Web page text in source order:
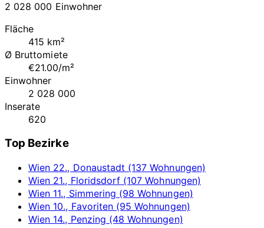
2 028 000 Einwohner
Fläche
415 km²
Ø Bruttomiete
€21.00/m²
Einwohner
2 028 000
Inserate
620
Top Bezirke
Wien 22., Donaustadt (137 Wohnungen)
Wien 21., Floridsdorf (107 Wohnungen)
Wien 11., Simmering (98 Wohnungen)
Wien 10., Favoriten (95 Wohnungen)
Wien 14., Penzing (48 Wohnungen)